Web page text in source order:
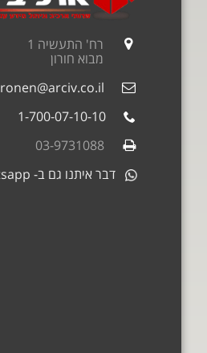
רח' התעשיה 1
מבוא חורון
ronen@arciv.co.il
1-700-07-10-10
03-9731088
דבר איתנו גם ב- whatsapp